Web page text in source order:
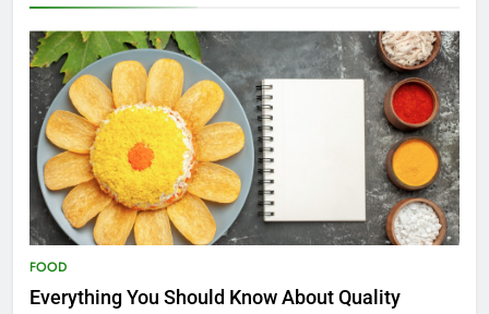
FOOD
Everything You Should Know About Quality